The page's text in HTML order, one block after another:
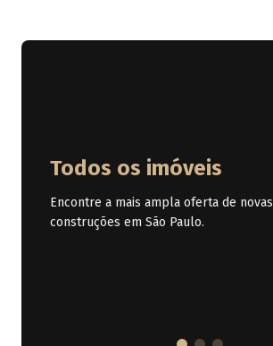
Todos os imóveis
Encontre a mais ampla oferta de novas
construções em São Paulo.